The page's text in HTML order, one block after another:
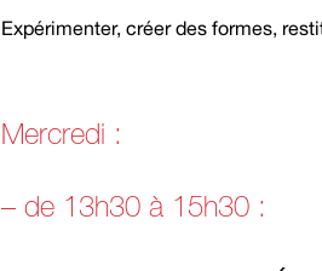
Expérimenter, créer des formes,
Mercredi :
– de 13h30 à 15h30 :